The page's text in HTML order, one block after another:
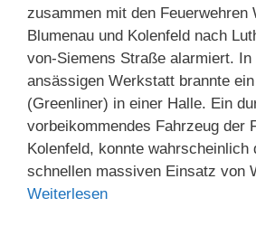
zusammen mit den Feuerwehren
Blumenau und Kolenfeld nach
von-Siemens Straße alarmiert. In
ansässigen Werkstatt brannte
(Greenliner) in einer Halle. Ein
vorbeikommendes Fahrzeug der
Kolenfeld, konnte wahrscheinlich
schnellen massiven Einsatz von
Weiterlesen